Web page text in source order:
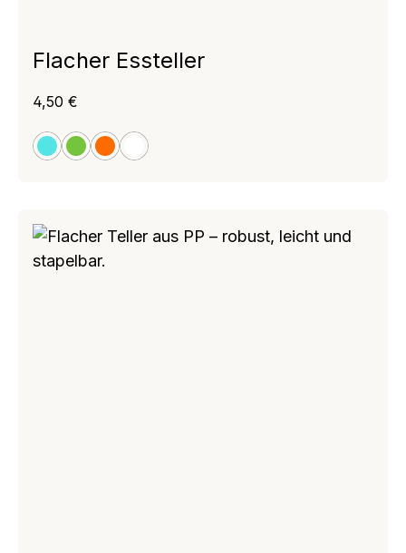
Flacher Essteller
hellbaukiwigrün
orange
weiß
Regulärer Preis:
4,50 €